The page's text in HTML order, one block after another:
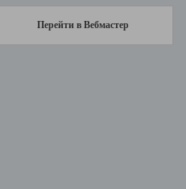
Перейти в Вебмастер